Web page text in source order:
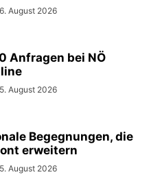
6. August 2026
Anfragen bei NÖ
5. August 2026
Begegnungen, die
erweitern
5. August 2026